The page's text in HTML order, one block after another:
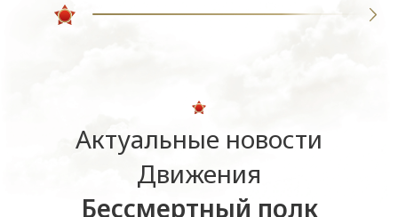
Актуальные новости
Движения
Бессмертный полк